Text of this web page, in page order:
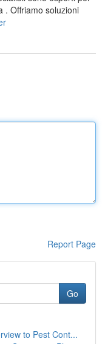
. Offriamo soluzioni
Report Page
Go
to Pest Cont...